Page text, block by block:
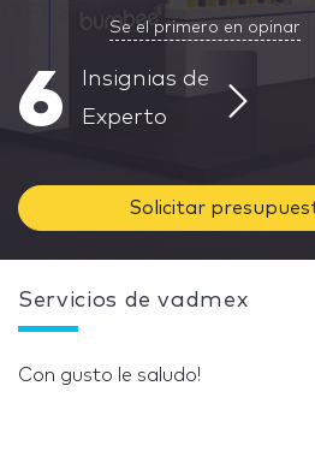
Se el primero en opinar
6
Insignias de
Experto
Solicitar
Servicios de vadmex
Con gusto le saludo!